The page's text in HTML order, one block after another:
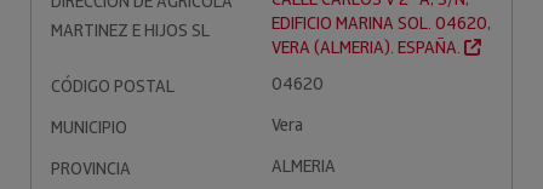
MARTINEZ E HIJOS SL
EDIFICIO MARINA SOL. 04620,
VERA (ALMERIA). ESPAÑA.
CÓDIGO POSTAL
04620
MUNICIPIO
Vera
PROVINCIA
ALMERIA